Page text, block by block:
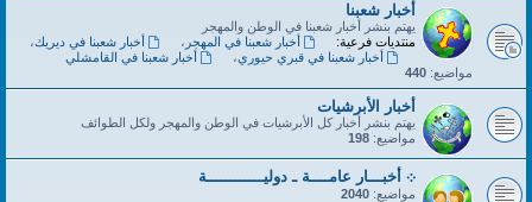
أخبار شعبنا
يهتم بنشر أخبار شعبنا في الوطن والمهجر
منتديات فرعية:
أخبار شعبنا في المهجر ، أخبار شعبنا في ديريك،
أخبار شعبنا في قبري حيوري،
أخبار شعبنا في القامشلي
مواضيع: 440
أخبار الأبرشيات
يهتم بنشر أخبار كل الأبرشيات في الوطن والمهجر ولكل الطوائف
مواضيع: 198
܀ أخبـــار عامــــة ـ دوليــــــــــــة
مواضيع: 2040